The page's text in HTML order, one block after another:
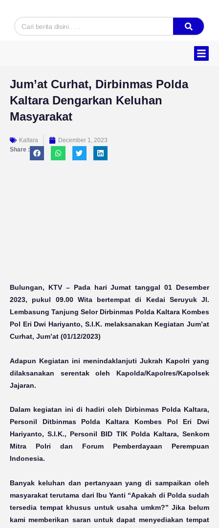
content
Search
Jum’at Curhat, Dirbinmas Polda
Kaltara Dengarkan Keluhan
Masyarakat
Kaltara
December 1, 2023
Share :
Bulungan, KTV– Pada hari Jumat tanggal 01 Desember
2023, pukul 09.00 Wita bertempat di Kedai Seruyuk Jl.
Lembasung Tanjung Selor Dirbinmas Polda Kaltara Kombes
Pol Eri Dwi Hariyanto, S.I.K. melaksanakan Kegiatan Jum’at
Curhat, Jum’at (01/12/2023)
Adapun Kegiatan ini menindaklanjuti Jukrah Kapolri yang
dilaksanakan serentak oleh Kapolda/Kapolres/Kapolsek
Jajaran.
Dalam kegiatan ini di hadiri oleh Dirbinmas Polda Kaltara,
Personil Ditbinmas Polda Kaltara Kombes Pol Eri Dwi
Hariyanto, S.I.K., Personil BID TIK Polda Kaltara, Senkom
Mitra Polri dan Forum Pemberdayaan Perempuan
Indonesia.
Banyak keluhan dan pertanyaan yang di sampaikan oleh
masyarakat terutama dari Ibu Yanti “Apakah di Polda sudah
tersedia tempat khusus untuk usaha umkm?” Jika belum
kami memberikan saran untuk dapat menyediakan tempat